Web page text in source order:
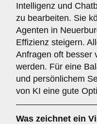
Intelligenz und
zu bearbeiten. Sie
Agenten in
Effizienz steigern.
Anfragen oft besser
werden. Für eine
und persönlichem
von KI eine gute
Was zeichnet ein